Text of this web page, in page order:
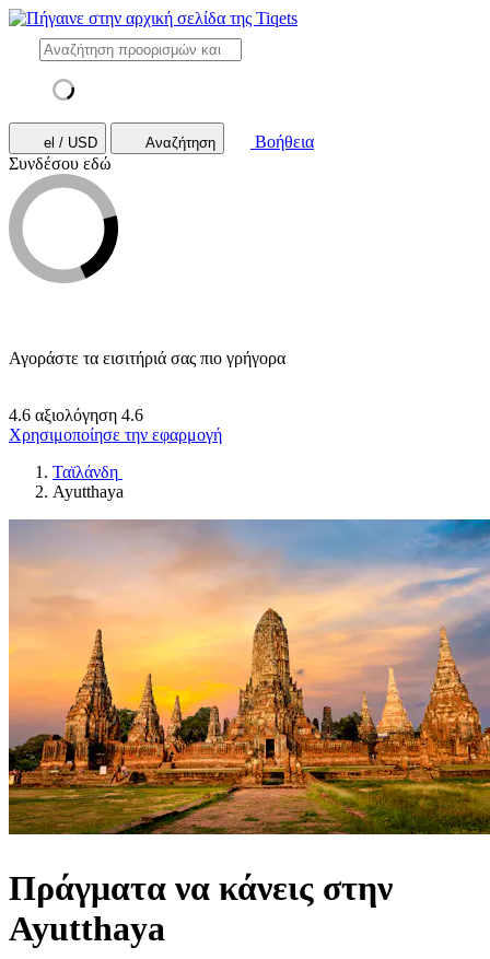
el / USD Αναζήτηση
Βοήθεια
Συνδέσου εδώ
Αγοράστε τα εισιτήριά σας πιο γρήγορα
4.6 αξιολόγηση 4.6
Χρησιμοποίησε την εφαρμογή
Ταϊλάνδη
Ayutthaya
Πράγματα να κάνεις στην
Ayutthaya